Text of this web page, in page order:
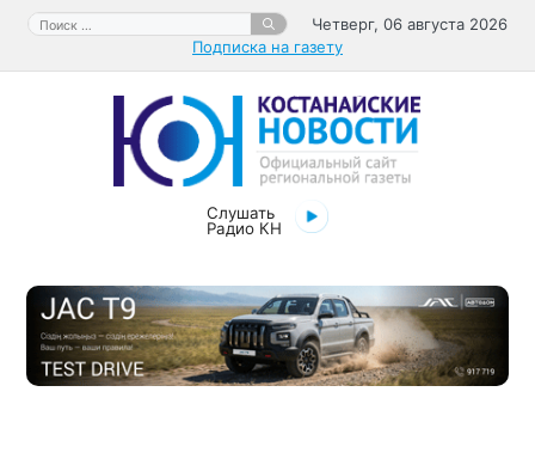
Перейти
содержимому
Поиск:
Четверг, 06 августа 2026
Подписка на газету
Слушать
Радио КН